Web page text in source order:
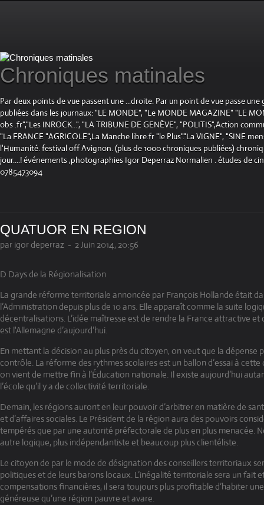
Chroniques matinales
Par deux points de vue passent une ...droite. Par un point de vue passe
publiées dans les journaux: "LE MONDE", "Le MONDE MAGAZINE" "LE
obs .fr","Les INROCK...", "LA TRIBUNE DE GENÈVE", "POLITIS",Action
"La FRANCE "AGRICOLE",La Manche libre.fr "le Plus"."La VIGNE", "SINE
l'Humanité. festival off Avignon. (plus de 1000 chroniques publiées)
jour....! événements ,photographies Igor Deperraz Normalien . études de
0785473094
QUATUOR EN REGION
par igor deperraz - 2 Juin 2014, 20:56
D Days de la Régionalisation
La grande réforme territoriale annoncée par François Hollande était
l’Administration depuis plus de 10 ans. Elle apparaît comme la suite
décentralisations. L’idée maîtresse est de rendre la France attractive et
est l'Allemagne d’aujourd’hui.
En mettant la décision au plus près du citoyen, on veut que la dépense
contrôle. La réforme des rythmes scolaires est un ballon d’essai à
on vient de mettre fin à l’Éducation nationale. Il existe aujourd’hui
l’école qu’il y a de collectivité territoriale.
Demain, les régions auront en leur pouvoir d’arbitrer en matière de
et d’affaires sociales. Le Président de la région aura des pouvoirs
tempérés que par une autorité préfectorale de plus en plus menacée.
autre logique, plus indépendantiste et beaucoup plus clientéliste.
Le citoyen de par le mode de désignation des conseillers territoriaux
politiques et de leurs barons locaux. L’inégalité territoriale sera un fait
compensations financières, il sera toujours plus profitable d’habiter
généreuse qu’une région pauvre et avare.